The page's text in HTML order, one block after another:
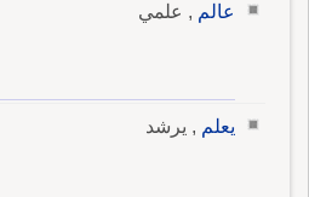
عالم , علمي
يعلم , يرشد